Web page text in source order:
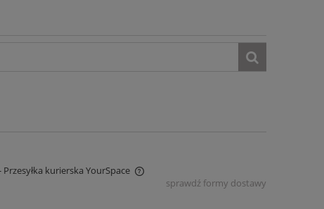
Przesyłka kurierska YourSpace
sprawdź formy dostawy